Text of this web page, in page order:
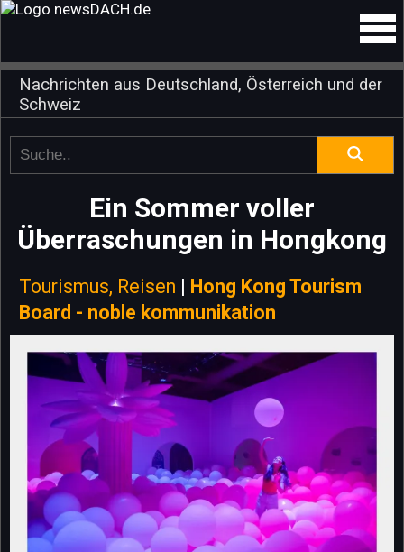
Nachrichten aus Deutschland, Österreich und der
Schweiz
Ein Sommer voller
Überraschungen in Hongkong
Tourismus, Reisen | Hong Kong Tourism
Board - noble kommunikation